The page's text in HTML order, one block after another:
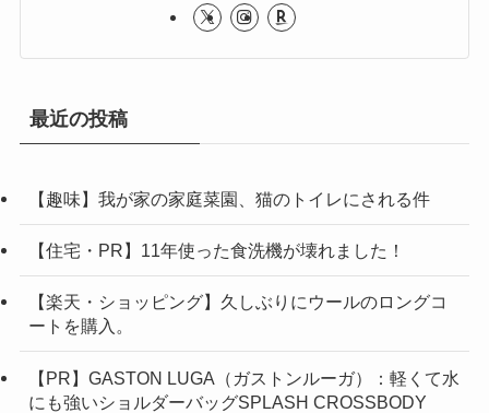
最近の投稿
【趣味】我が家の家庭菜園、猫のトイレにされる件
【住宅・PR】11年使った食洗機が壊れました！
【楽天・ショッピング】久しぶりにウールのロングコ
ートを購入。
【PR】GASTON LUGA（ガストンルーガ）：軽くて水
にも強いショルダーバッグSPLASH CROSSBODY